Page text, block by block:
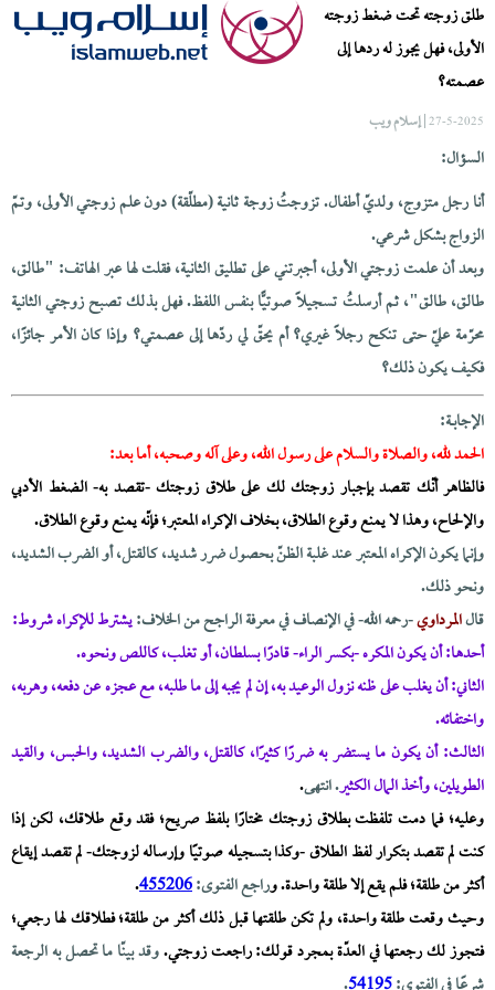
طلق زوجته تحت ضغط زوجته
الأولى، فهل يجوز له ردها إلى
عصمته؟
27-5-2025| إسلام ويب
السؤال:
أنا رجل متزوج، ولديّ أطفال. تزوجتُ زوجة ثانية (مطلّقة) دون علم زوجتي الأولى، وتمّ
الزواج بشكل شرعي.
وبعد أن علمت زوجتي الأولى، أجبرتني على تطليق الثانية، فقلت لها عبر الهاتف: "طالق،
طالق، طالق"، ثم أرسلتُ تسجيلًا صوتيًّا بنفس اللفظ. فهل بذلك تصبح زوجتي الثانية
محرّمة عليّ حتى تنكح رجلًا غيري؟ أم يحقّ لي ردّها إلى عصمتي؟ وإذا كان الأمر جائزًا،
فكيف يكون ذلك؟
الإجابــة:
الحمد لله، والصلاة والسلام على رسول الله، وعلى آله وصحبه، أما بعد:
فالظاهر أنّك تقصد بإجبار زوجتك لك على طلاق زوجتك -تقصد به- الضغط الأدبي
والإلحاح، وهذا لا يمنع وقوع الطلاق، بخلاف الإكراه المعتبر؛ فإنّه يمنع وقوع الطلاق.
وإنما يكون الإكراه المعتبر عند غلبة الظنّ بحصول ضرر شديد، كالقتل، أو الضرب الشديد،
ونحو ذلك.
قالالمرداوي-رحمه الله- في الإنصاف في معرفة الراجح من الخلاف:يشترط للإكراه شروط:
أحدها: أن يكون المكره -بكسر الراء- قادرًا بسلطان، أو تغلب، كاللص ونحوه.
الثاني: أن يغلب على ظنه نزول الوعيد به، إن لم يجبه إلى ما طلبه، مع عجزه عن دفعه، وهربه،
واختفائه.
الثالث: أن يكون ما يستضر به ضررًا كثيرًا، كالقتل، والضرب الشديد، والحبس، والقيد
الطويلين، وأخذ المال الكثير. انتهى.
وعليه؛ فما دمت تلفظت بطلاق زوجتك مختارًا بلفظ صريح؛ فقد وقع طلاقك، لكن إذا
كنت لم تقصد بتكرار لفظ الطلاق -وكذا بتسجيله صوتيًا وإرساله لزوجتك- لم تقصد إيقاع
أكثر من طلقة؛ فلم يقع إلا طلقة واحدة. وراجع الفتوى:455206
.
وحيث وقعت طلقة واحدة، ولم تكن طلقتها قبل ذلك أكثر من طلقة؛ فطلاقك لها رجعي؛
فتجوز لك رجعتها في العدّة بمجرد قولك: راجعت زوجتي.وقد بينّا ما تحصل به الرجعة